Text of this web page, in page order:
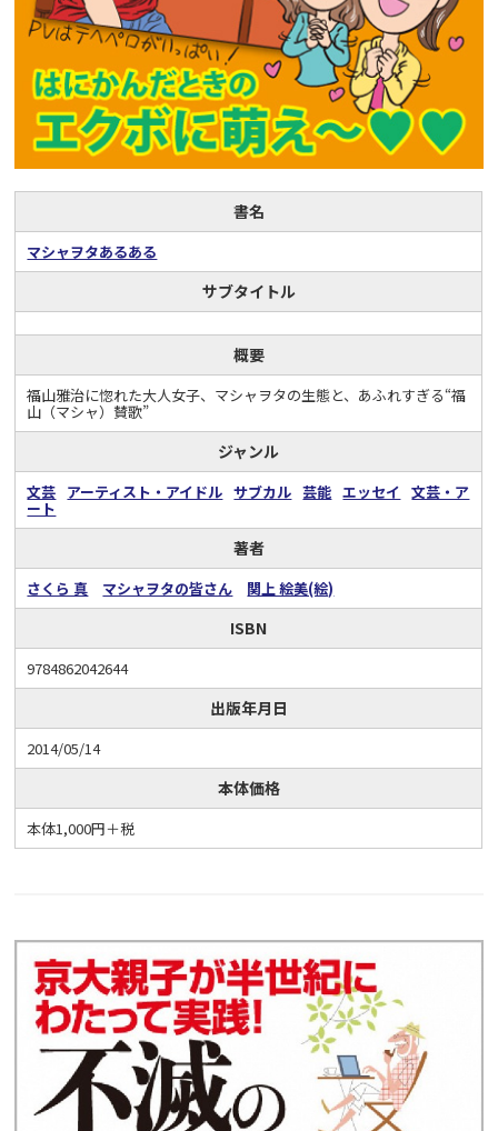
書名
マシャヲタあるある
サブタイトル
概要
福山雅治に惚れた大人女子、マシャヲタの生態と、あふれすぎる“福
山（マシャ）賛歌”
ジャンル
文芸 アーティスト・アイドル サブカル 芸能 エッセイ 文芸・ア
ート
著者
さくら 真 マシャヲタの皆さん 関上 絵美(絵)
ISBN
9784862042644
出版年月日
2014/05/14
本体価格
本体1,000円＋税